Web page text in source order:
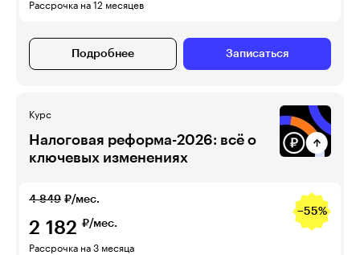
Рассрочка на 12 месяцев
Подробнее Записаться
Курс
Налоговая реформа-2026: всё о
ключевых изменениях
4 849 ₽/мес.
−55%
2 182 ₽/мес.
Рассрочка на 3 месяца